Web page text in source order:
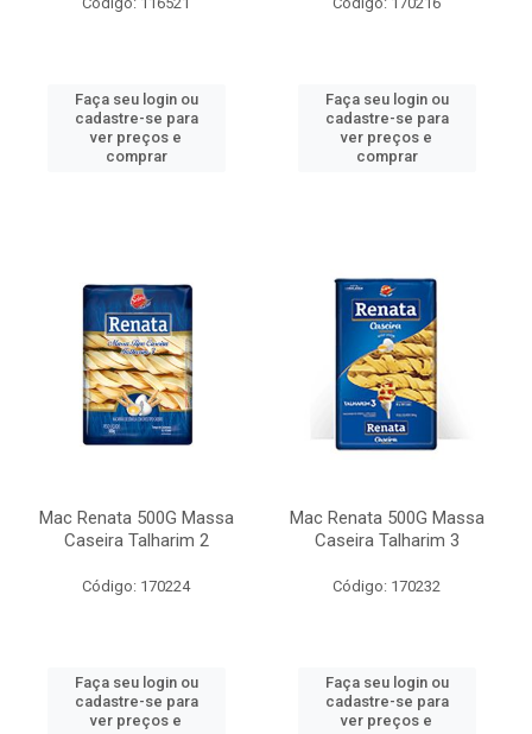
Faça seu login ou
cadastre-se para
ver preços e
comprar
Faça seu login ou
cadastre-se para
ver preços e
comprar
Mac Renata 500G Massa
Caseira Talharim 2
Código: 170224
Faça seu login ou
cadastre-se para
ver preços e
Mac Renata 500G Massa
Caseira Talharim 3
Código: 170232
Faça seu login ou
cadastre-se para
ver preços e